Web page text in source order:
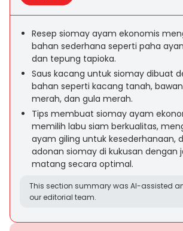
Resep siomay ayam ekonomis
bahan sederhana seperti paha
dan tepung tapioka.
Saus kacang untuk siomay dibuat
bahan seperti kacang tanah,
merah, dan gula merah.
Tips membuat siomay ayam
memilih labu siam berkualitas,
ayam giling untuk kesederhanaan,
adonan siomay di kukusan dengan
matang secara optimal.
This section summary was AI-assisted
our editorial team.